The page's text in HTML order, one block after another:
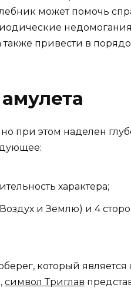
может помочь
привести в
при этом наделен
характера;
и Землю) и 4
который
символ Триглав